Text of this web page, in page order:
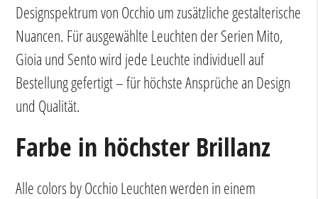
Designspektrum von Occhio um zusätzliche gestalterische
Nuancen. Für ausgewählte Leuchten der Serien Mito,
Gioia und Sento wird jede Leuchte individuell auf
Bestellung gefertigt – für höchste Ansprüche an Design
und Qualität.
Farbe in höchster Brillanz
Alle colors by Occhio Leuchten werden in einem